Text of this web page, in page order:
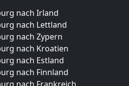
nach Irland
nach Lettland
nach Zypern
nach Kroatien
nach Estland
nach Finnland
nach Frankreich